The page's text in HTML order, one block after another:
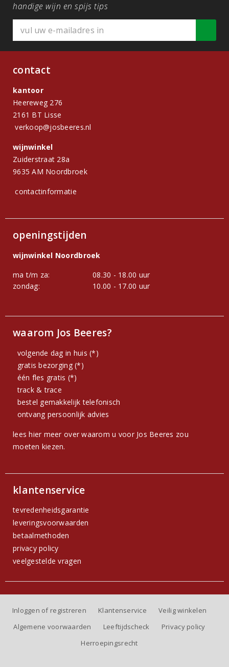
handige wijn en spijs tips
contact
kantoor
Heereweg 276
2161 BT Lisse
verkoop@josbeeres.nl
wijnwinkel
Zuiderstraat 28a
9635 AM Noordbroek
contactinformatie
openingstijden
wijnwinkel Noordbroek
ma t/m za:
08.30 - 18.00 uur
zondag:
10.00 - 17.00 uur
waarom Jos Beeres?
volgende dag in huis (*)
gratis bezorging (*)
één fles gratis (*)
track & trace
bestel gemakkelijk telefonisch
ontvang persoonlijk advies
lees hier meer over waarom u voor Jos Beeres zou
moeten kiezen.
klantenservice
tevredenheidsgarantie
leveringsvoorwaarden
betaalmethoden
privacy policy
veelgestelde vragen
Inloggen of registreren Klantenservice
Veilig winkelen
Algemene voorwaarden
Leeftijdscheck
Privacy policy
Herroepingsrecht